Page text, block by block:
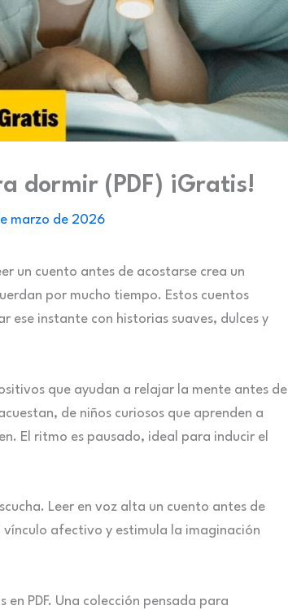
dormir (PDF) ¡Gratis!
marzo de 2026
un cuento antes de acostarse crea un
por mucho tiempo. Estos cuentos
instante con historias suaves, dulces y
que ayudan a relajar la mente antes de
de niños curiosos que aprenden a
El ritmo es pausado, ideal para inducir el
Leer en voz alta un cuento antes de
afectivo y estimula la imaginación
PDF. Una colección pensada para